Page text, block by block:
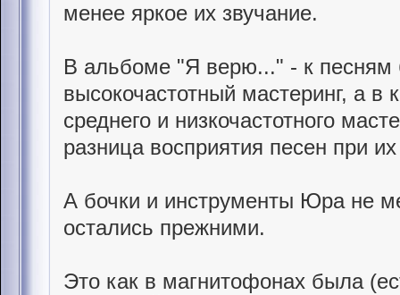
менее яркое их звучание.
В альбоме "Я верю..." - к песням
высокочастотный мастеринг, а
среднего и низкочастотного
разница восприятия песен при
А бочки и инструменты Юра не
остались прежними.
Это как в магнитофонах была